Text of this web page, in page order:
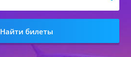
Найти билеты